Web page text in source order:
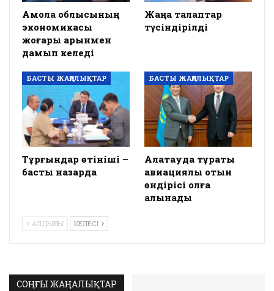
Ақмола облысының
экономикасы
жоғары қарқынмен
дамып келеді
Жаңа талаптар
түсіндірілді
БАСТЫ ЖАҢАЛЫҚТАР
Тұрғындар өтініші –
басты назарда
БАСТЫ ЖАҢАЛЫҚТАР
Алатауда тұрақты
авиациялық отын
өндірісі қолға
алынады
АЛДЫҢҒЫ КЕЛЕСІ
СОҢҒЫ ЖАҢАЛЫҚТАР